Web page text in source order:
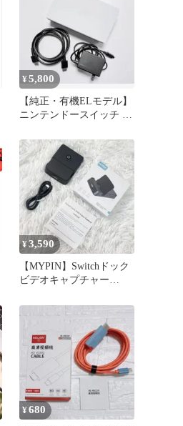
¥5,800
【純正・有機ELモデル】
ニンテンドースイッチ ド
¥3,590
【MYPIN】Switchドック
ビデオキャプチャー
¥680